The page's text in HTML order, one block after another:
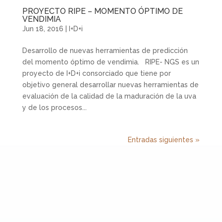
PROYECTO RIPE – MOMENTO ÓPTIMO DE
VENDIMIA
Jun 18, 2016 I+D+i
Desarrollo de nuevas herramientas de predicción
del momento óptimo de vendimia. RIPE- NGS es un
proyecto de I+D+i consorciado que tiene por
objetivo general desarrollar nuevas herramientas de
evaluación de la calidad de la maduración de la uva
y de los procesos...
Entradas siguientes »